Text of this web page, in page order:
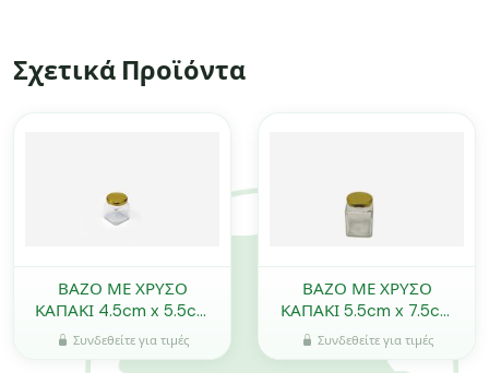
Σχετικά Προϊόντα
ΒΑΖΟ ΜΕ ΧΡΥΣΟ
ΚΑΠΑΚΙ 4.5cm x 5.5cm
0503374
Συνδεθείτε για τιμές
ΒΑΖΟ ΜΕ ΧΡΥΣΟ
ΚΑΠΑΚΙ 5.5cm x 7.5cm
0503375
Συνδεθείτε για τιμές